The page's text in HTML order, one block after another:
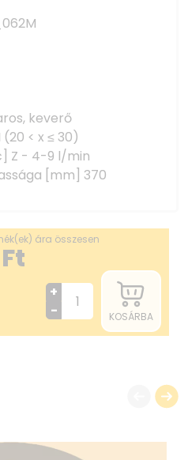
keverő
< x ≤ 30)
Z - 4-9 l/min
[mm] 370
lapos
[mm] 200
ára összesen
Ft
+
-
KOSÁRBA